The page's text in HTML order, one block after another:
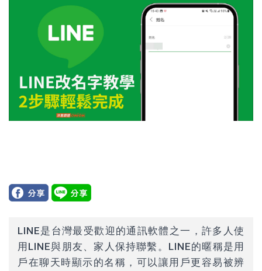
LINE是台灣最受歡迎的通訊軟體之一，許多人使
用LINE與朋友、家人保持聯繫。LINE的暱稱是用
戶在聊天時顯示的名稱，可以讓用戶更容易被辨